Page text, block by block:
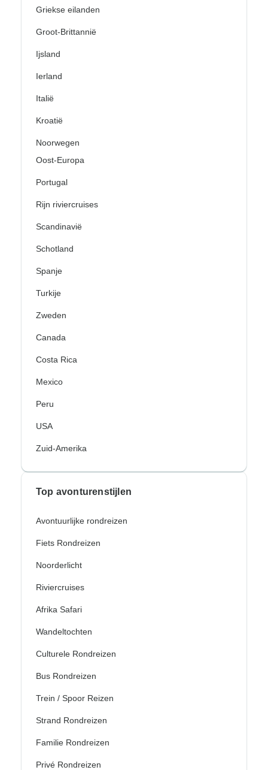
Griekse eilanden
Groot-Brittannië
Ijsland
Ierland
Italië
Kroatië
Noorwegen
Oost-Europa
Portugal
Rijn riviercruises
Scandinavië
Schotland
Spanje
Turkije
Zweden
Canada
Costa Rica
Mexico
Peru
USA
Zuid-Amerika
Top avonturenstijlen
Avontuurlijke rondreizen
Fiets Rondreizen
Noorderlicht
Riviercruises
Afrika Safari
Wandeltochten
Culturele Rondreizen
Bus Rondreizen
Trein / Spoor Reizen
Strand Rondreizen
Familie Rondreizen
Privé Rondreizen